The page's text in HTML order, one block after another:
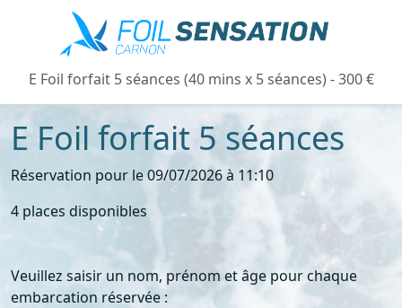
E Foil forfait 5 séances (40 mins x 5 séances) - 300 €
E Foil forfait 5 séances
Réservation pour le 09/07/2026 à 11:10
4 places disponibles
Veuillez saisir un nom, prénom et âge pour chaque
embarcation réservée :